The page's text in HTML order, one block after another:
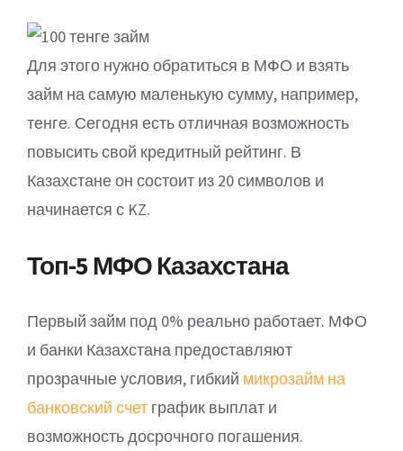
Для этого нужно обратиться в МФО и взять
займ на самую маленькую сумму, например,
тенге. Сегодня есть отличная возможность
повысить свой кредитный рейтинг. В
Казахстане он состоит из 20 символов и
начинается с KZ.
Топ-5 МФО Казахстана
Первый займ под 0% реально работает. МФО
и банки Казахстана предоставляют
прозрачные условия, гибкий микрозайм на
банковский счет график выплат и
возможность досрочного погашения.